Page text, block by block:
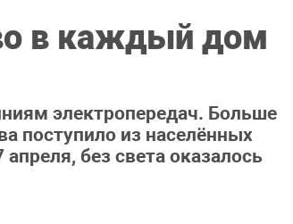
в каждый дом
электропередач. Больше
поступило из населённых
без света оказалось